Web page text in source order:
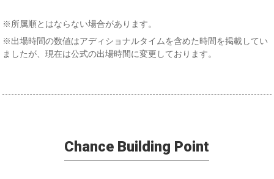
※所属順とはならない場合があります。
※出場時間の数値はアディショナルタイムを含めた時間を掲載してい
ましたが、現在は公式の出場時間に変更しております。
Chance Building Point